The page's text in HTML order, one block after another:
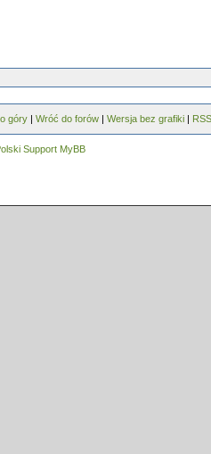
góry | Wróć do forów | Wersja bez grafiki | RSS
Support MyBB